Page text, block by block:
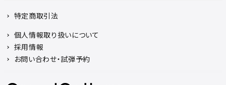
特定商取引法
個人情報取り扱いについて
採用情報
お問い合わせ・試弾予約